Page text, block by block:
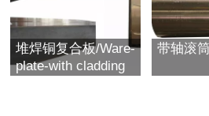
堆焊铜复合板/Ware-
plate-with cladding
带轴滚